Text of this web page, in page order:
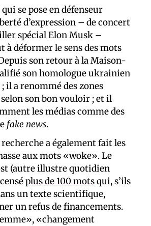
se pose en défenseur
d’expression – de concert
spécial Elon Musk –
à déformer le sens des mots
son retour à la Maison-
son homologue ukrainien
il a renommé des zones
son bon vouloir ; et il
les médias comme des
fake news.
a également fait les
aux mots «woke». Le
(autre illustre quotidien
plus de 100 motsqui, s’ils
un texte scientifique,
un refus de financements.
«changement